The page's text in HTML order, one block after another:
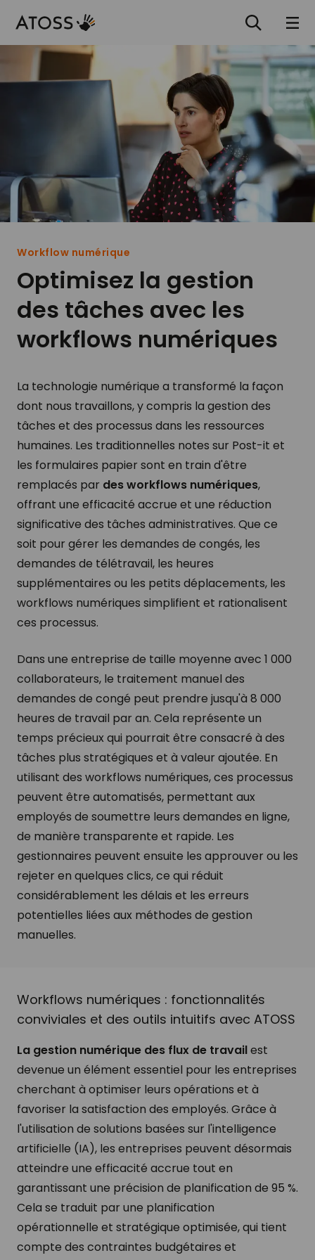
Workflow numérique
Optimisez la gestion
des tâches avec les
workflows numériques
La technologie numérique a transformé la façon
dont nous travaillons, y compris la gestion des
tâches et des processus dans les ressources
humaines. Les traditionnelles notes sur Post-it et
les formulaires papier sont en train d'être
remplacés par des workflows numériques,
offrant une efficacité accrue et une réduction
significative des tâches administratives. Que ce
soit pour gérer les demandes de congés, les
demandes de télétravail, les heures
supplémentaires ou les petits déplacements, les
workflows numériques simplifient et rationalisent
ces processus.
Dans une entreprise de taille moyenne avec 1 000
collaborateurs, le traitement manuel des
demandes de congé peut prendre jusqu'à 8 000
heures de travail par an. Cela représente un
temps précieux qui pourrait être consacré à des
tâches plus stratégiques et à valeur ajoutée. En
utilisant des workflows numériques, ces processus
peuvent être automatisés, permettant aux
employés de soumettre leurs demandes en ligne,
de manière transparente et rapide. Les
gestionnaires peuvent ensuite les approuver ou les
rejeter en quelques clics, ce qui réduit
considérablement les délais et les erreurs
potentielles liées aux méthodes de gestion
manuelles.
Workflows numériques : fonctionnalités
conviviales et des outils intuitifs avec ATOSS
La gestion numérique des flux de travailest
devenue un élément essentiel pour les entreprises
cherchant à optimiser leurs opérations et à
favoriser la satisfaction des employés. Grâce à
l'utilisation de solutions basées sur l'intelligence
artificielle (IA), les entreprises peuvent désormais
atteindre une efficacité accrue tout en
garantissant une précision de planification de 95 %.
Cela se traduit par une planification
opérationnelle et stratégique optimisée, qui tient
compte des contraintes budgétaires et